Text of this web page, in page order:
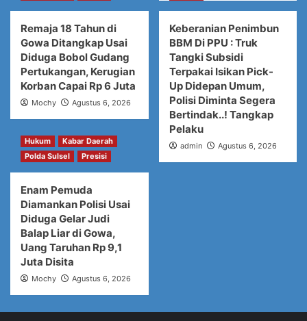
Remaja 18 Tahun di
Gowa Ditangkap Usai
Diduga Bobol Gudang
Pertukangan, Kerugian
Korban Capai Rp 6 Juta
Mochy Agustus 6, 2026
Keberanian Penimbun
BBM Di PPU : Truk
Tangki Subsidi
Terpakai Isikan Pick-
Up Didepan Umum,
Polisi Diminta Segera
Bertindak..! Tangkap
Pelaku
admin Agustus 6, 2026
Hukum
Kabar Daerah
Polda Sulsel
Presisi
Enam Pemuda
Diamankan Polisi Usai
Diduga Gelar Judi
Balap Liar di Gowa,
Uang Taruhan Rp 9,1
Juta Disita
Mochy Agustus 6, 2026